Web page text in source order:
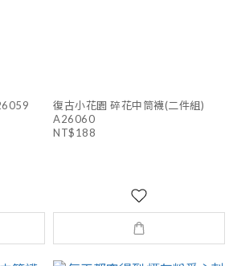
復古小花園 碎花中筒襪(二件組)
A26060
NT$188